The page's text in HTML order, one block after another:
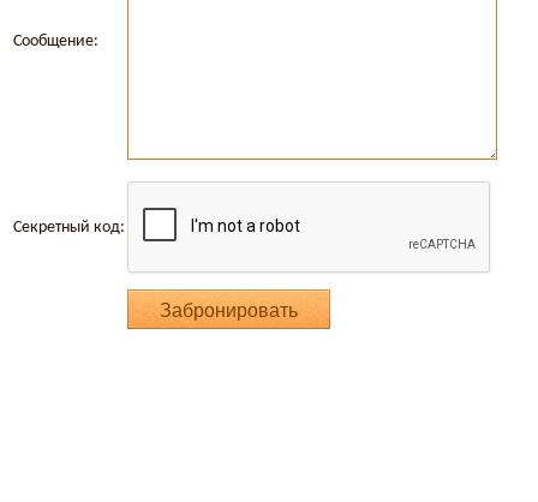
Сообщение:
Секретный код: